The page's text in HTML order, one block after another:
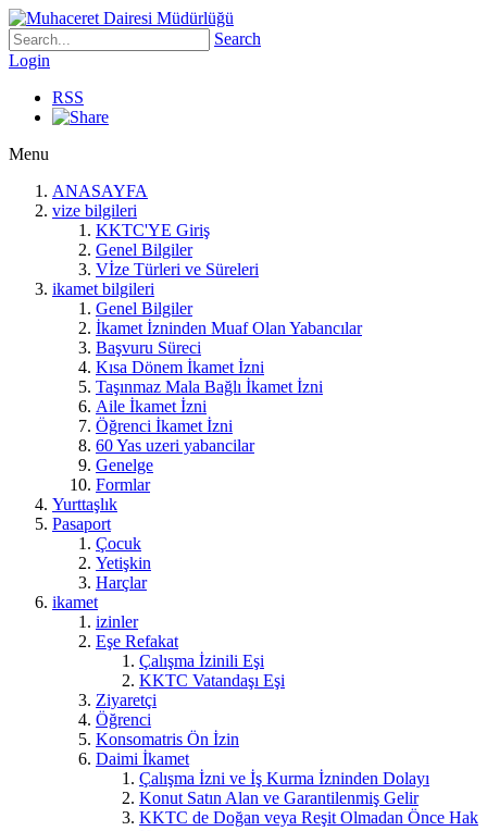
Search
Login
RSS
Menu
ANASAYFA
vize bilgileri
KKTC'YE Giriş
Genel Bilgiler
Vİze Türleri ve Süreleri
ikamet bilgileri
Genel Bilgiler
İkamet İzninden Muaf Olan Yabancılar
Başvuru Süreci
Kısa Dönem İkamet İzni
Taşınmaz Mala Bağlı İkamet İzni
Aile İkamet İzni
Öğrenci İkamet İzni
60 Yas uzeri yabancilar
Genelge
Formlar
Yurttaşlık
Pasaport
Çocuk
Yetişkin
Harçlar
ikamet
izinler
Eşe Refakat
Çalışma İzinili Eşi
KKTC Vatandaşı Eşi
Ziyaretçi
Öğrenci
Konsomatris Ön İzin
Daimi İkamet
Çalışma İzni ve İş Kurma İzninden Dolayı
Konut Satın Alan ve Garantilenmiş Gelir
KKTC de Doğan veya Reşit Olmadan Önce Hak